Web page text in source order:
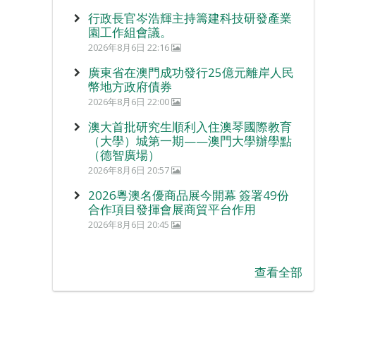
行政長官岑浩輝主持籌建科技研發產業
園工作組會議。
2026年8月6日 22:16
廣東省在澳門成功發行25億元離岸人民
幣地方政府債券
2026年8月6日 22:00
澳大首批研究生順利入住澳琴國際教育
（大學）城第一期——澳門大學辦學點
（德智廣場）
2026年8月6日 20:57
2026粵澳名優商品展今開幕 簽署49份
合作項目發揮會展商貿平台作用
2026年8月6日 20:45
查看全部